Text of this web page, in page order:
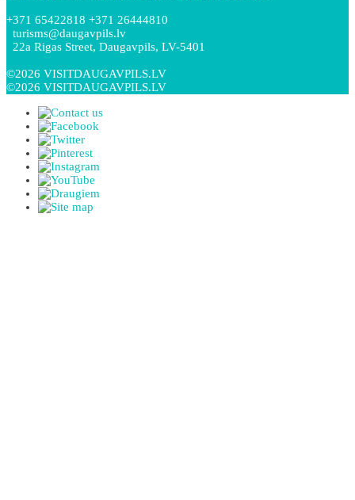
+371 65422818 +371 26444810
turisms@daugavpils.lv
22a Rigas Street, Daugavpils, LV-5401
©2026 VISITDAUGAVPILS.LV
©2026 VISITDAUGAVPILS.LV